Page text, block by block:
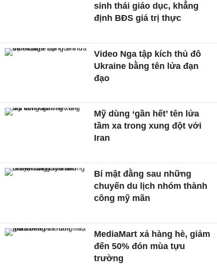
sinh thái giáo dục, khẳng
định BĐS giá trị thực
Video Nga tập kích thủ đô
Ukraine bằng tên lửa đạn
đạo
Mỹ dùng ‘gần hết’ tên lửa
tầm xa trong xung đột với
Iran
Bí mật đằng sau những
chuyến du lịch nhóm thành
công mỹ mãn
MediaMart xả hàng hè, giảm
đến 50% đón mùa tựu
trường